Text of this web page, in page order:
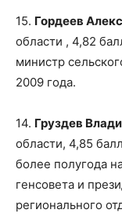
15. Гордеев
области , 4,82
министр
2009 года.
14. Груздев
области, 4,85
более полугода
генсовета и
регионального